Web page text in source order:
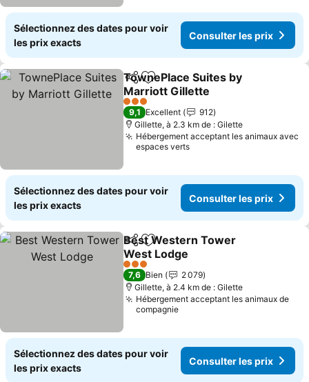
Sélectionnez des dates pour voir
les prix exacts
Consulter les prix
PartagerAjouter à mes favoris
TownePlace Suites by
Marriott Gillette
Consulter les prix
3 Étoiles
9,1 Excellent
912
Gillette, à 2.3 km de : Gilette
Hébergement acceptant les animaux avec
espaces verts
Sélectionnez des dates pour voir
les prix exacts
Consulter les prix
PartagerAjouter à mes favoris
Best Western Tower
West Lodge
Consulter les prix
3 Étoiles
7,6 Bien
2 079
Gillette, à 2.4 km de : Gilette
Hébergement acceptant les animaux de
compagnie
Sélectionnez des dates pour voir
les prix exacts
Consulter les prix